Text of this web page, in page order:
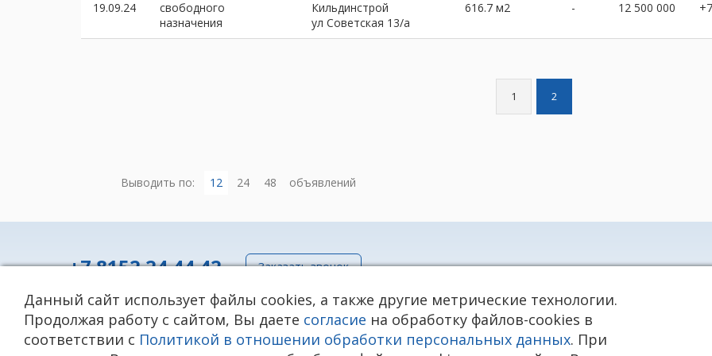
19.09.24
свободного
назначения
Кильдинстрой
ул Советская 13/а
616.7 м2 - 12 500 000
1 2
Выводить по: 12 24 48 объявлений
+7 8152 24 44 42 Заказать звонок
Политика в отношении обработки персональных данных
Согласие на обработку персональных данных (включая cookie)
© 2005 - 2026 ООО Агентство
телефон единой линии
Использование материалов
источник. Использование сайта
Агентство недвижимости «Риэлт»
Данный сайт использует файлы cookies, а также другие метрические технологии.
Продолжая работу с сайтом, Вы даете согласие на обработку файлов-cookies в
соответствии с Политикой в отношении обработки персональных данных. При